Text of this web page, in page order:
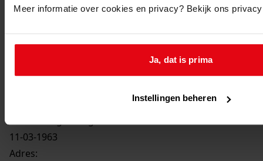
Meer informatie over cookies en privacy? Bekijk ons
Ja, dat is prima
Instellingen beheren
1963
Vernieuwen van de muur van de boerderij
11-03-1963
Adres: